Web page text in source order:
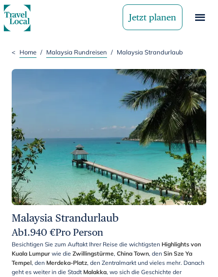
Jetzt planen
< Home / Malaysia Rundreisen / Malaysia Strandurlaub
Malaysia Strandurlaub
Ab1.940 €Pro Person
Besichtigen Sie zum Auftakt Ihrer Reise die wichtigsten Highlights von
Kuala Lumpur wie die Zwillingstürme, China Town, den Sin Sze Ya
Tempel, den Merdeka-Platz, den Zentralmarkt und vieles mehr. Danach
geht es weiter in die Stadt Malakka, wo sich die Geschichte der